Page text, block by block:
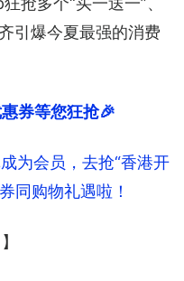
引爆今夏最强的消费
券等您狂抢🎉
为会员，去抢“香港开
同购物礼遇啦！